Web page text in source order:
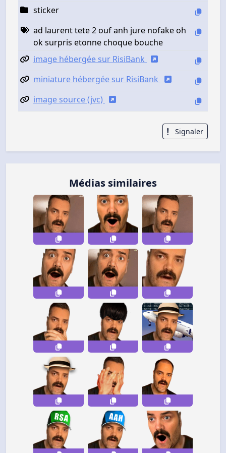
sticker
ad laurent tete 2 ouf anh jure nofake oh
ok surpris etonne choque bouche
image hébergée sur RisiBank
miniature hébergée sur RisiBank
image source (jvc)
Signaler
Médias similaires